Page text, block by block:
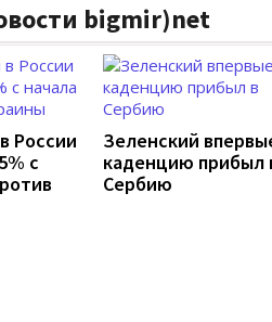
bigmir)net
России
с
Зеленский
каденцию прибыл
Сербию